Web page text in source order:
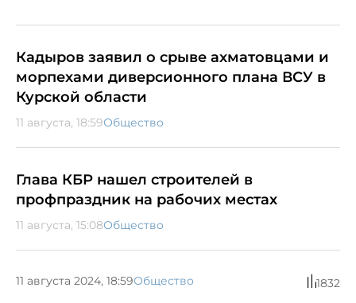
Кадыров заявил о срыве ахматовцами и
морпехами диверсионного плана ВСУ в
Курской области
11 августа, 18:59Общество
Глава КБР нашел строителей в
профпраздник на рабочих местах
11 августа, 15:08Общество
11 августа 2024, 18:59Общество 1832